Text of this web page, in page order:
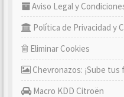
Aviso Legal y
Política de Privacidad y
Eliminar Cookies
Chevronazos: ¡Sube
Macro KDD Citroën